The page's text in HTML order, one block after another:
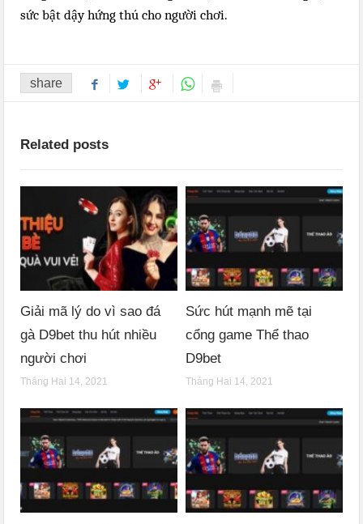
sức bật dậy hứng thú cho người chơi.
share
Related posts
Giải mã lý do vì sao đá
gà D9bet thu hút nhiều
người chơi
Tháng Hai 14, 2021
Sức hút mạnh mẽ tại
cổng game Thể thao
D9bet
Tháng Hai 14, 2021